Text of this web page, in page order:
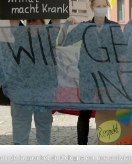
de la gauche) de Cologne est une